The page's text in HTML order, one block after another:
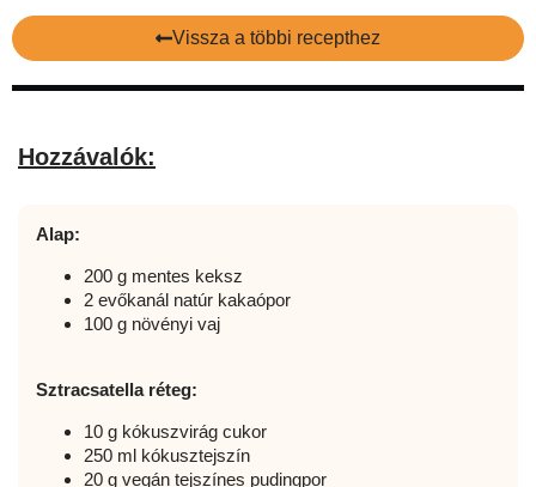
Vissza a többi recepthez
Hozzávalók:
Alap:
200 g mentes keksz
2 evőkanál natúr kakaópor
100 g növényi vaj
Sztracsatella réteg:
10 g kókuszvirág cukor
250 ml kókusztejszín
20 g vegán tejszínes pudingpor